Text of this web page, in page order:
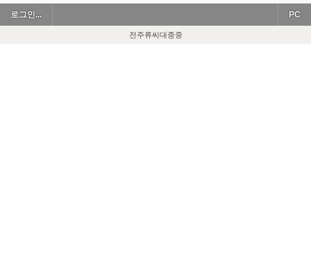
로그인... PC
전주류씨대종중